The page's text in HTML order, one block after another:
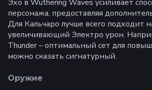
Эхо в Wuthering Waves усиливает
персонажа, предоставляя
Для Кальчаро лучше всего подходит
увеличивающий Электро урон.
Thunder – оптимальный сет для
можно сказать сигнатурный.
Оружие